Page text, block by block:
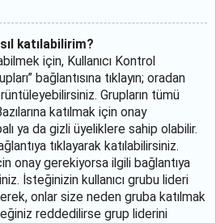
katılabilirim?
için, Kullanıcı Kontrol
bağlantısına tıklayın; oradan
Grupların tümü
katılmak için onay
ya da gizli üyeliklere sahip olabilir.
tıklayarak katılabilirsiniz.
onay gerekiyorsa ilgili bağlantıya
İsteğinizin kullanıcı grubu lideri
onlar size neden gruba katılmak
reddedilirse grup liderini